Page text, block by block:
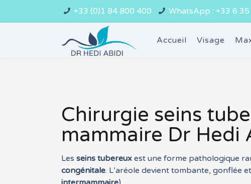
+33 (0)1 84 800 400 WhatsApp : +33 6
Accueil Visage
Chirurgie seins
mammaire Dr Hedi
Lesseins tubereux est une forme pathologique
congénitale. L’aréole devient tombante, gonflée